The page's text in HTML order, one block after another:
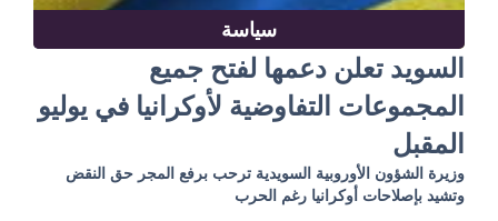
سياسة
السويد تعلن دعمها لفتح جميع
المجموعات التفاوضية لأوكرانيا في يوليو
المقبل
وزيرة الشؤون الأوروبية السويدية ترحب برفع المجر حق النقض
وتشيد بإصلاحات أوكرانيا رغم الحرب